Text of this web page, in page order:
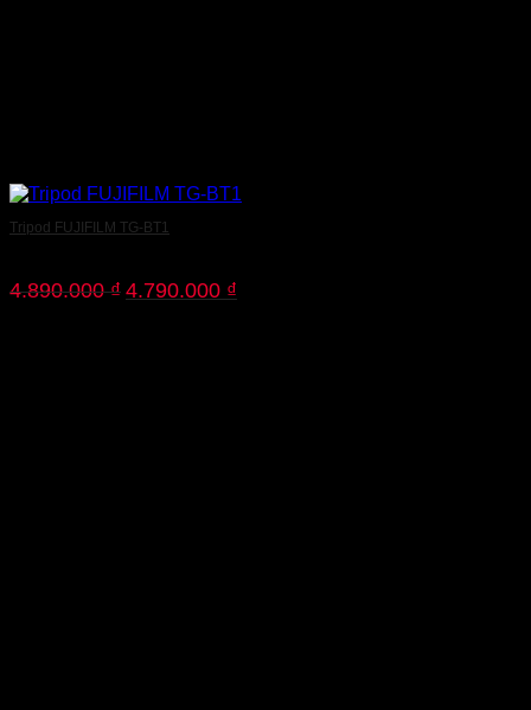
Tripod FUJIFILM TG-BT1
4.890.000₫ Giá
4.790.000 ₫